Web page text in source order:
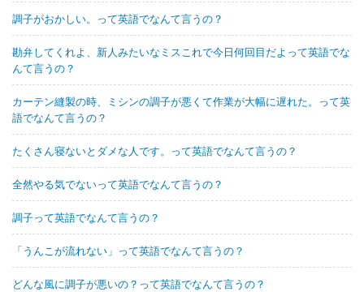
調子がおかしい。って英語でなんて言うの？
勘弁してくれよ、新人みたいなミスこれで今日何回目だよって英語でな
んて言うの？
カーテン縫製の時、ミシンの調子が悪くて作業が大幅に遅れた。って英
語でなんて言うの？
たくさん寝ないとダメな人です。って英語でなんて言うの？
全然やる気でないって英語でなんて言うの？
調子って英語でなんて言うの？
「うんこが流れない」って英語でなんて言うの？
どんな風に調子が悪いの？って英語でなんて言うの？